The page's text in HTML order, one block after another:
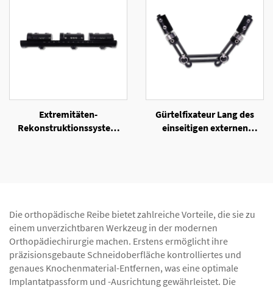
Extremitäten-
Rekonstruktionssystem
Gürtelfixateur Lang des
einseitigen externen
Die orthopädische Reibe bietet zahlreiche Vorteile, die sie zu
einem unverzichtbaren Werkzeug in der modernen
Orthopädiechirurgie machen. Erstens ermöglicht ihre
präzisionsgebaute Schneidoberfläche kontrolliertes und
genaues Knochenmaterial-Entfernen, was eine optimale
Implantatpassform und -Ausrichtung gewährleistet. Die